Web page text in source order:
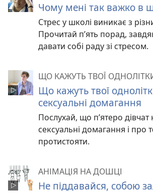
Чому мені так важко в
Стрес у школі виникає з
Прочитай п’ять порад,
давати собі раду зі стресом.
ЩО КАЖУТЬ ТВОЇ
Що кажуть твої
сексуальні домагання
Послухай, що п’ятеро
сексуальні домагання і про
протистояти.
АНІМАЦІЯ НА ДОШЦІ
Не піддавайся, собою